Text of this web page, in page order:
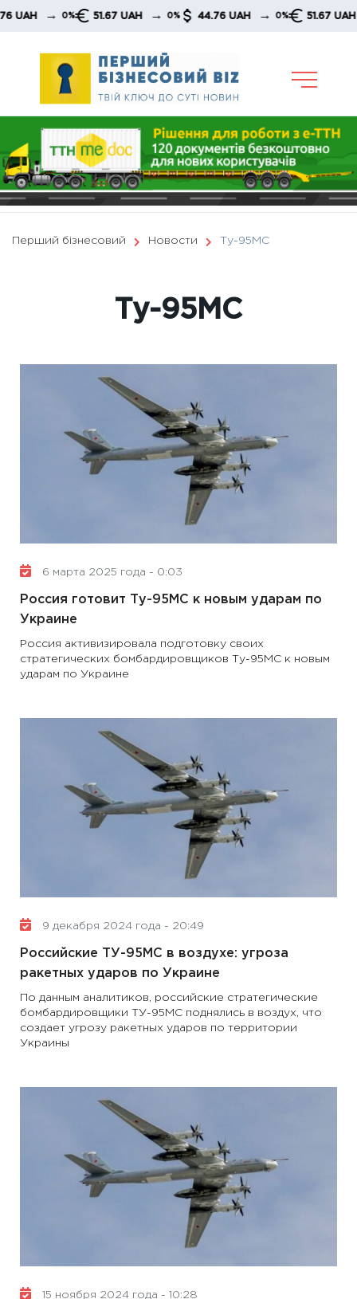
Skip
0% 51.67 UAH → 0% 44.76 UAH → 0% 51.67 UAH → 0%
Перший бізнесовий Новости Ту-95МС
Ту-95МС
6 марта 2025 года - 0:03
Россия готовит Ту-95МС к новым ударам по
Украине
Россия активизировала подготовку своих
стратегических бомбардировщиков Ту-95МС к новым
ударам по Украине
9 декабря 2024 года - 20:49
Российские ТУ-95МС в воздухе: угроза
ракетных ударов по Украине
По данным аналитиков, российские стратегические
бомбардировщики ТУ-95МС поднялись в воздух, что
создает угрозу ракетных ударов по территории
Украины
15 ноября 2024 года - 10:28